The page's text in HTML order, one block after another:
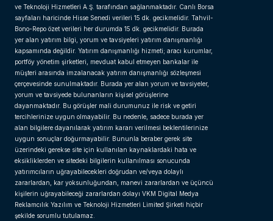
ve Teknoloji Hizmetleri A.Ş. tarafından sağlanmaktadır. Canlı Borsa
sayfaları haricinde Hisse Senedi verileri 15 dk. gecikmelidir. Tahvil-
Bono-Repo özet verileri her durumda 15 dk. gecikmelidir. Burada
yer alan yatırım bilgi, yorum ve tavsiyeleri yatırım danışmanlığı
kapsamında değildir. Yatırım danışmanlığı hizmeti; aracı kurumlar,
portföy yönetim şirketleri, mevduat kabul etmeyen bankalar ile
müşteri arasında imzalanacak yatırım danışmanlığı sözleşmesi
çerçevesinde sunulmaktadır. Burada yer alan yorum ve tavsiyeler,
yorum ve tavsiyede bulunanların kişisel görüşlerine
dayanmaktadır. Bu görüşler mali durumunuz ile risk ve getiri
tercihlerinize uygun olmayabilir. Bu nedenle, sadece burada yer
alan bilgilere dayanılarak yatırım kararı verilmesi beklentilerinize
uygun sonuçlar doğurmayabilir. Bununla beraber gerek site
üzerindeki gerekse site için kullanılan kaynaklardaki hata ve
eksikliklerden ve sitedeki bilgilerin kullanılması sonucunda
yatırımcıların uğrayabilecekleri doğrudan ve/veya dolaylı
zararlardan, kar yoksunluğundan, manevi zararlardan ve üçüncü
kişilerin uğrayabileceği zararlardan dolayı VKM Digital Medya
Reklamcılık Yazılım ve Teknoloji Hizmetleri Limited Şirketi hiçbir
şekilde sorumlu tutulamaz.